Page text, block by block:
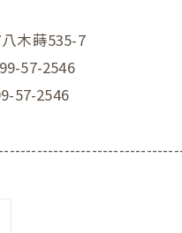
木蒔535-7
57-2546
57-2546